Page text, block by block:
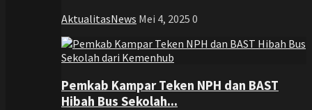
AktualitasNews Mei 4, 2025 0
Pemkab Kampar Teken NPH dan BAST
Hibah Bus Sekolah...